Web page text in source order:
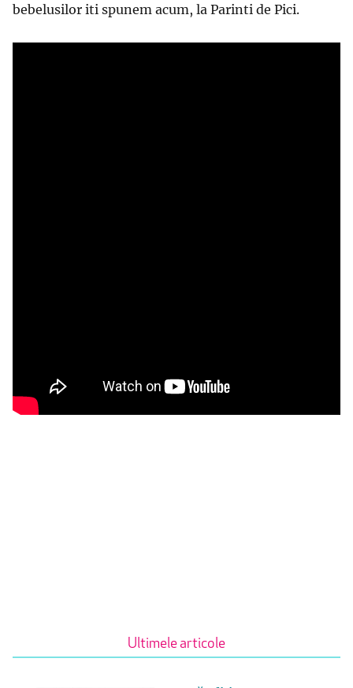
bebelusilor iti spunem acum, la Parinti de Pici.
Ultimele articole